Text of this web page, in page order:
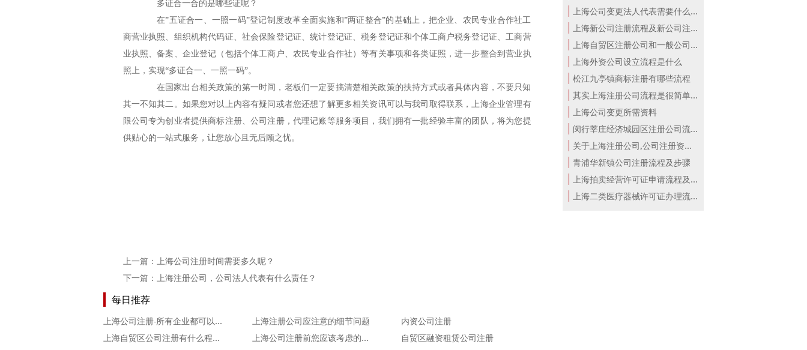
多证合一合的是哪些证呢？
在”五证合一、一照一码”登记制度改革全面实施和”两证整合”的基础上，把企业、农民专业合作社工
商营业执照、组织机构代码证、社会保险登记证、统计登记证、税务登记证和个体工商户税务登记证、工商营
业执照、备案、企业登记（包括个体工商户、农民专业合作社）等有关事项和各类证照，进一步整合到营业执
照上，实现“多证合一、一照一码”。
在国家出台相关政策的第一时间，老板们一定要搞清楚相关政策的扶持方式或者具体内容，不要只知
其一不知其二。如果您对以上内容有疑问或者您还想了解更多相关资讯可以与我司取得联系，上海企业管理有
限公司专为创业者提供商标注册、公司注册，代理记账等服务项目，我们拥有一批经验丰富的团队，将为您提
供贴心的一站式服务，让您放心且无后顾之忧。
上一篇： 上海公司注册时间需要多久呢？
下一篇： 上海注册公司，公司法人代表有什么责任？
每日推荐
上海公司注册-所有企业都可以用虚拟地址吗？ 上海注册公司应注意的细节问题
内资公司注册
上海自贸区公司注册有什么程序？
上海公司注册前您应该考虑的6大问题!
自贸区融资租赁公司注册
上海公司变更法人代表需要什么手续
上海新公司注册流程及新公司注册费用
上海自贸区注册公司和一般公司注册有...
上海外资公司设立流程是什么
松江九亭镇商标注册有哪些流程
其实上海注册公司流程是很简单的！
上海公司变更所需资料
闵行莘庄经济城园区注册公司流程
关于上海注册公司,公司注册资本详解！
青浦华新镇公司注册流程及步骤
上海拍卖经营许可证申请流程及材料
上海二类医疗器械许可证办理流程